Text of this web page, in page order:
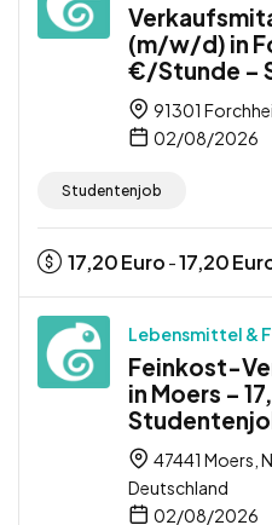
(m/w/d) in
€/Stunde –
91301
02/08/2026
Studentenjob
17,20Euro -17,20
Lebensmittel &
Feinkost-
in Moers –
47441 Moers,
Deutschland
02/08/2026